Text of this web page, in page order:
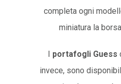
completa ogni
miniatura la
I portafogli Guess
invece, sono